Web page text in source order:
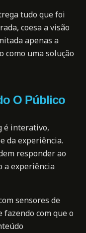
tudo que foi
coesa a visão
apenas a
como uma solução
O Público
é interativo,
da experiência.
responder ao
a experiência
sensores de
com que o